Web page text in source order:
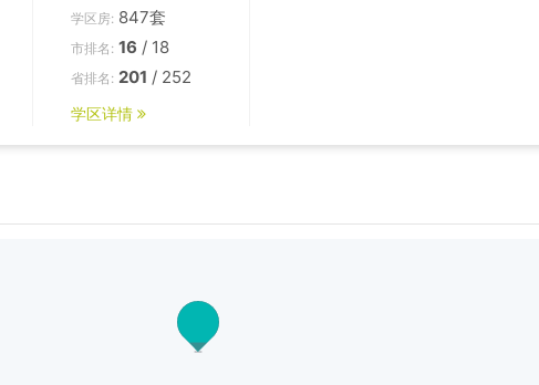
学区房: 847套
市排名: 16 / 18
省排名: 201 / 252
学区详情